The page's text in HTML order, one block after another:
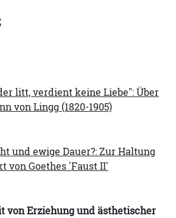
litt, verdient keine Liebe": Über
von Lingg (1820-1905)
und ewige Dauer?: Zur Haltung
von Goethes 'Faust II'
von Erziehung und ästhetischer